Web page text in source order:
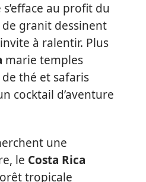
au profit du
granit dessinent
à ralentir. Plus
marie temples
thé et safaris
cocktail d’aventure
une
le Costa Rica
tropicale